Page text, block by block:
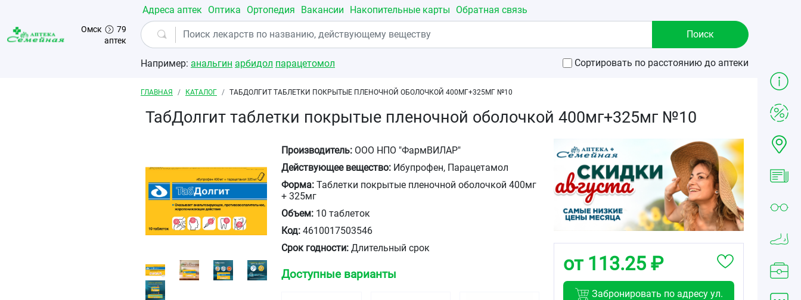
Перейти к основному содержанию
Омск
79
аптек
Адреса аптек Оптика Ортопедия Вакансии Накопительные карты Обратная связь
Например: анальгин арбидол парацетомол Сортировать по расстоянию до аптеки
Строка навигации
ГЛАВНАЯ КАТАЛОГ ТАБДОЛГИТ ТАБЛЕТКИ ПОКРЫТЫЕ ПЛЕНОЧНОЙ ОБОЛОЧКОЙ 400МГ+325МГ №10
ТабДолгит таблетки покрытые пленочной оболочкой 400мг+325мг №10
Производитель: ООО НПО "ФармВИЛАР"
Действующее вещество: Ибупрофен, Парацетамол
Форма: Таблетки покрытые пленочной оболочкой 400мг
+ 325мг
Объем: 10 таблеток
Код: 4610017503546
Срок годности: Длительный срок
Доступные варианты от 113.25 ₽
Забронировать по адресу ул.